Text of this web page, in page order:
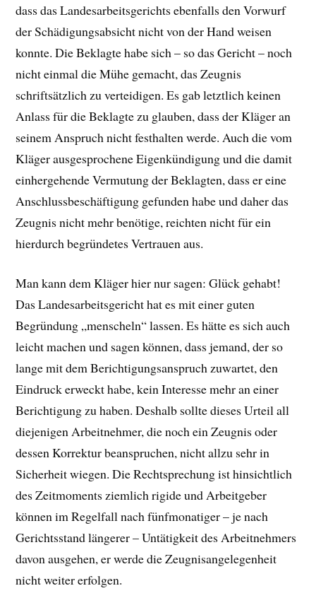
dass das Landesarbeitsgerichts ebenfalls den Vorwurf
der Schädigungsabsicht nicht von der Hand weisen
konnte. Die Beklagte habe sich – so das Gericht – noch
nicht einmal die Mühe gemacht, das Zeugnis
schriftsätzlich zu verteidigen. Es gab letztlich keinen
Anlass für die Beklagte zu glauben, dass der Kläger an
seinem Anspruch nicht festhalten werde. Auch die vom
Kläger ausgesprochene Eigenkündigung und die damit
einhergehende Vermutung der Beklagten, dass er eine
Anschlussbeschäftigung gefunden habe und daher das
Zeugnis nicht mehr benötige, reichten nicht für ein
hierdurch begründetes Vertrauen aus.
Man kann dem Kläger hier nur sagen: Glück gehabt!
Das Landesarbeitsgericht hat es mit einer guten
Begründung „menscheln“ lassen. Es hätte es sich auch
leicht machen und sagen können, dass jemand, der so
lange mit dem Berichtigungsanspruch zuwartet, den
Eindruck erweckt habe, kein Interesse mehr an einer
Berichtigung zu haben. Deshalb sollte dieses Urteil all
diejenigen Arbeitnehmer, die noch ein Zeugnis oder
dessen Korrektur beanspruchen, nicht allzu sehr in
Sicherheit wiegen. Die Rechtsprechung ist hinsichtlich
des Zeitmoments ziemlich rigide und Arbeitgeber
können im Regelfall nach fünfmonatiger – je nach
Gerichtsstand längerer – Untätigkeit des Arbeitnehmers
davon ausgehen, er werde die Zeugnisangelegenheit
nicht weiter erfolgen.